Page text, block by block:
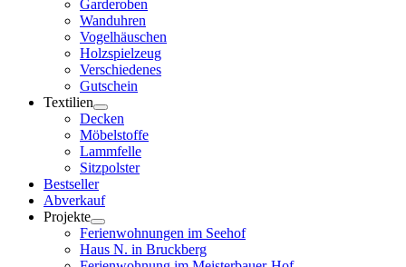
Garderoben
Wanduhren
Vogelhäuschen
Holzspielzeug
Verschiedenes
Gutschein
Textilien
Decken
Möbelstoffe
Lammfelle
Sitzpolster
Bestseller
Abverkauf
Projekte
Ferienwohnungen im Seehof
Haus N. in Bruckberg